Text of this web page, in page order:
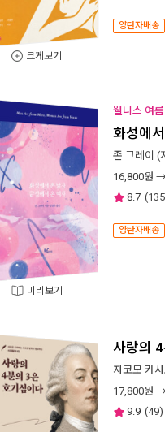
크게보기
양탄자배송
미리보기
웰니스 여
화성에
존 그레이 (
16,800원
8.7 (135
양탄자배송
사랑의
자코모 카
17,800원
9.9 (49)